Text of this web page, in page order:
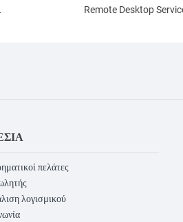
Remote Desktop
πελάτες
λογισμικού